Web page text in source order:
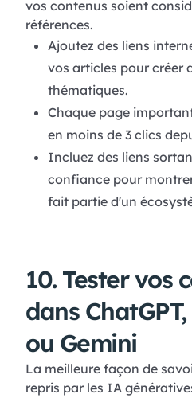
vos contenus soient
références.
Ajoutez des liens
vos articles pour créer
thématiques.
Chaque page
en moins de 3 clics
Incluez des liens
confiance pour
fait partie d'un
10. Tester vos
dans
ou Gemini
La meilleure façon de
repris par les IA